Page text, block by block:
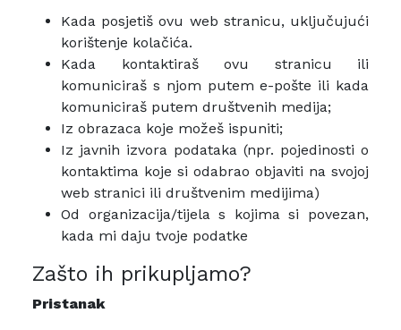
Kada posjetiš ovu web stranicu, uključujući
korištenje kolačića.
Kada kontaktiraš ovu stranicu ili
komuniciraš s njom putem e-pošte ili kada
komuniciraš putem društvenih medija;
Iz obrazaca koje možeš ispuniti;
Iz javnih izvora podataka (npr. pojedinosti o
kontaktima koje si odabrao objaviti na svojoj
web stranici ili društvenim medijima)
Od organizacija/tijela s kojima si povezan,
kada mi daju tvoje podatke
Zašto ih prikupljamo?
Pristanak